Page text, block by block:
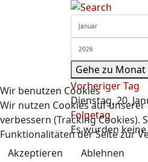
Gehe zu Monat
Vorheriger Tag
Dienstag, 20.
Folgetag
Es wurden
Wir benutzen Cookies
Wir nutzen Cookies auf
verbessern (Tracking Cookies).
Funktionalitäten der Seite zur
Akzeptieren
Ablehnen